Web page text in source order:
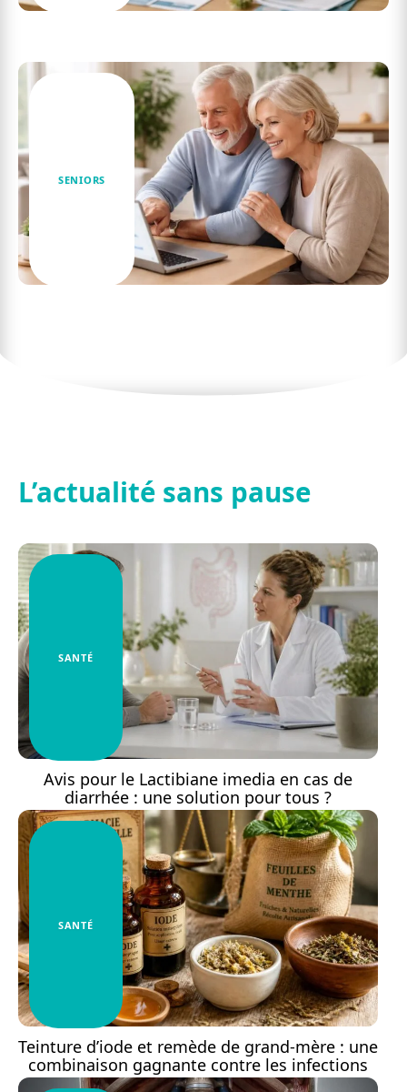
SENIORS
L’actualité sans pause
SANTÉ
Avis pour le Lactibiane imedia en cas de
diarrhée : une solution pour tous ?
SANTÉ
Teinture d’iode et remède de grand-mère : une
combinaison gagnante contre les infections